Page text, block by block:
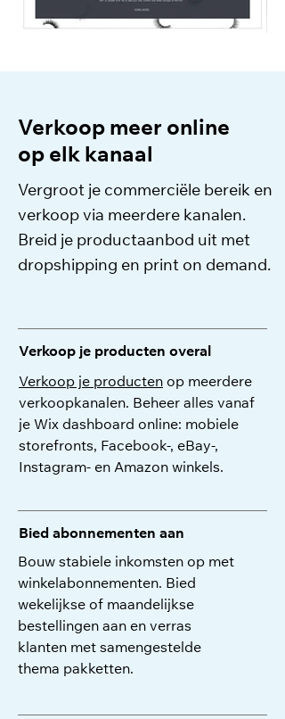
Verkoop meer online
op elk kanaal
Vergroot je commerciële bereik en
verkoop via meerdere kanalen.
Breid je productaanbod uit met
dropshipping en print on demand.
Verkoop je producten overal
Verkoop je producten op meerdere
verkoopkanalen. Beheer alles vanaf
je Wix dashboard online: mobiele
storefronts, Facebook-, eBay-,
Instagram- en Amazon winkels.
Bied abonnementen aan
Bouw stabiele inkomsten op met
winkelabonnementen. Bied
wekelijkse of maandelijkse
bestellingen aan en verras
klanten met samengestelde
thema pakketten.